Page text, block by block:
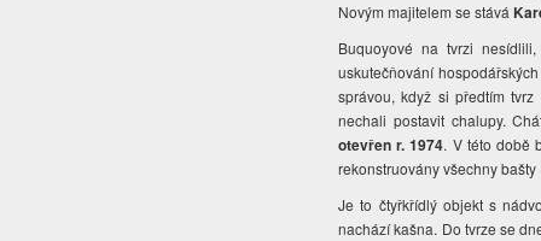
Novým majitelem se stává
Buquoyové na tvrzi
uskutečňování
správou, když si předtím
nechali postavit chalupy.
otevřen r. 1974. V této době
rekonstruovány všechny
Je to čtyřkřídlý objekt s
nachází kašna. Do tvrze se